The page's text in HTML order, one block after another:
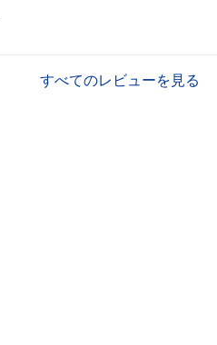
すべてのレビューを見る